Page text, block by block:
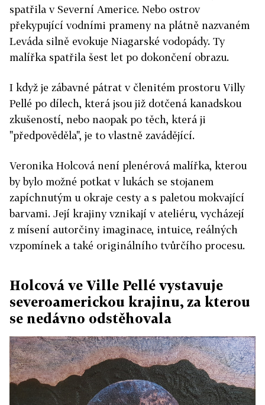
spatřila v Severní Americe. Nebo ostrov
překypující vodními prameny na plátně nazvaném
Leváda silně evokuje Niagarské vodopády. Ty
malířka spatřila šest let po dokončení obrazu.
I když je zábavné pátrat v členitém prostoru Villy
Pellé po dílech, která jsou již dotčená kanadskou
zkušeností, nebo naopak po těch, která ji
"předpověděla", je to vlastně zavádějící.
Veronika Holcová není plenérová malířka, kterou
by bylo možné potkat v lukách se stojanem
zapíchnutým u okraje cesty a s paletou mokvající
barvami. Její krajiny vznikají v ateliéru, vycházejí
z mísení autorčiny imaginace, intuice, reálných
vzpomínek a také originálního tvůrčího procesu.
Holcová ve Ville Pellé vystavuje
severoamerickou krajinu, za kterou
se nedávno odstěhovala